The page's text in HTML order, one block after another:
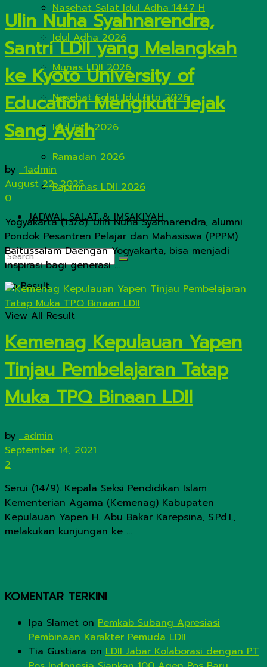
Nasehat Salat Idul Adha 1447 H
Idul Adha 2026
Munas LDII 2026
Nasehat Solat Idul Fitri 2026
Idul Fitri 2026
Ramadan 2026
Rapimnas LDII 2026
JADWAL SALAT & IMSAKIYAH
No Result
View All Result
Ulin Nuha Syahnarendra,
Santri LDII yang Melangkah
ke Kyoto University of
Education Mengikuti Jejak
Sang Ayah
by _1admin
August 22, 2025
0
Yogyakarta (13/8). Ulin Nuha Syahnarendra, alumni
Pondok Pesantren Pelajar dan Mahasiswa (PPPM)
Baitussalam Daengan Yogyakarta, bisa menjadi
inspirasi bagi generasi ...
Kemenag Kepulauan Yapen
Tinjau Pembelajaran Tatap
Muka TPQ Binaan LDII
by _admin
September 14, 2021
2
Serui (14/9). Kepala Seksi Pendidikan Islam
Kementerian Agama (Kemenag) Kabupaten
Kepulauan Yapen H. Abu Bakar Karepsina, S.Pd.I.,
melakukan kunjungan ke ...
KOMENTAR TERKINI
Ipa Slamet on Pemkab Subang Apresiasi
Pembinaan Karakter Pemuda LDII
Tia Gustiara on LDII Jabar Kolaborasi dengan PT